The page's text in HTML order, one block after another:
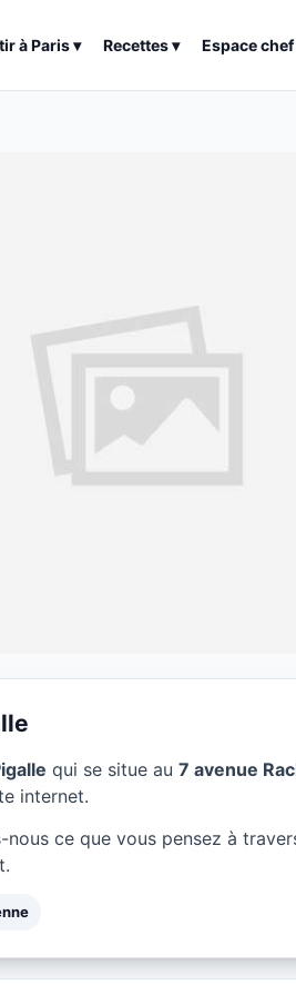
àParis▾ Recettes▾ Espace
à Paris
qui se situe au 7 avenue
internet.
ce que vous pensez à